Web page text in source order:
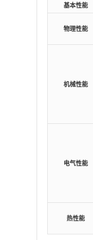
基本性能
物理性能
机械性能
电气性能
热性能